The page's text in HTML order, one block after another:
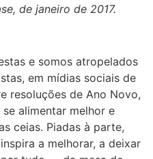
de janeiro de 2017.
e somos atropelados
em mídias sociais de
resoluções de Ano Novo,
alimentar melhor e
ceias. Piadas à parte,
a melhorar, a deixar